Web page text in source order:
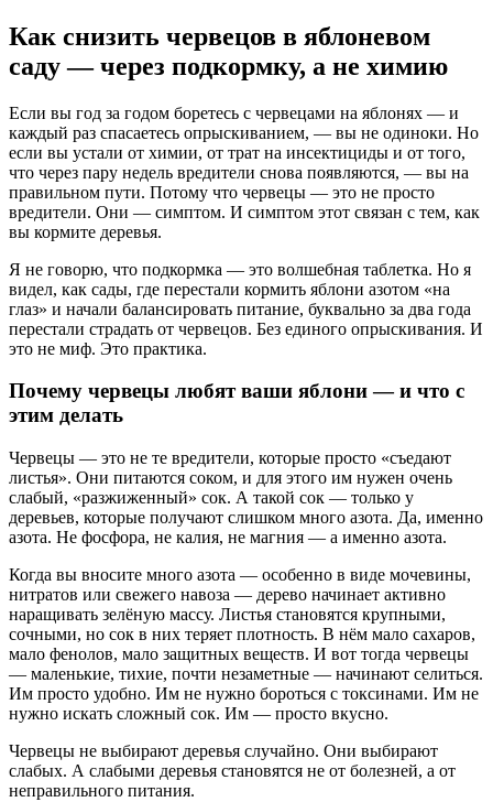
Как снизить червецов в яблоневом
саду — через подкормку, а не химию
Если вы год за годом боретесь с червецами на яблонях — и
каждый раз спасаетесь опрыскиванием, — вы не одиноки. Но
если вы устали от химии, от трат на инсектициды и от того,
что через пару недель вредители снова появляются, — вы на
правильном пути. Потому что червецы — это не просто
вредители. Они — симптом. И симптом этот связан с тем, как
вы кормите деревья.
Я не говорю, что подкормка — это волшебная таблетка. Но я
видел, как сады, где перестали кормить яблони азотом «на
глаз» и начали балансировать питание, буквально за два года
перестали страдать от червецов. Без единого опрыскивания. И
это не миф. Это практика.
Почему червецы любят ваши яблони — и что с
этим делать
Червецы — это не те вредители, которые просто «съедают
листья». Они питаются соком, и для этого им нужен очень
слабый, «разжиженный» сок. А такой сок — только у
деревьев, которые получают слишком много азота. Да, именно
азота. Не фосфора, не калия, не магния — а именно азота.
Когда вы вносите много азота — особенно в виде мочевины,
нитратов или свежего навоза — дерево начинает активно
наращивать зелёную массу. Листья становятся крупными,
сочными, но сок в них теряет плотность. В нём мало сахаров,
мало фенолов, мало защитных веществ. И вот тогда червецы
— маленькие, тихие, почти незаметные — начинают селиться.
Им просто удобно. Им не нужно бороться с токсинами. Им не
нужно искать сложный сок. Им — просто вкусно.
Червецы не выбирают деревья случайно. Они выбирают
слабых. А слабыми деревья становятся не от болезней, а от
неправильного питания.